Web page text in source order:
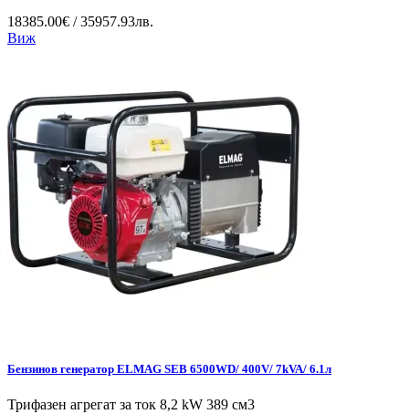
18385.00€ / 35957.93лв.
Виж
Бензинов генератор ELMAG SEB 6500WD/ 400V/ 7kVA/ 6.1л
Трифазен агрегат за ток 8,2 kW 389 см3